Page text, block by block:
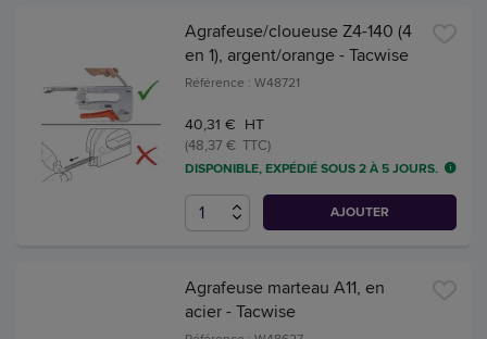
Agrafeuse/cloueuse Z4-140 (4
en 1), argent/orange - Tacwise
Référence : W48721
40,31 € HT
(48,37 € TTC)
DISPONIBLE, EXPÉDIÉ SOUS 2 À 5 JOURS.
AJOUTER
Agrafeuse marteau A11, en
acier - Tacwise